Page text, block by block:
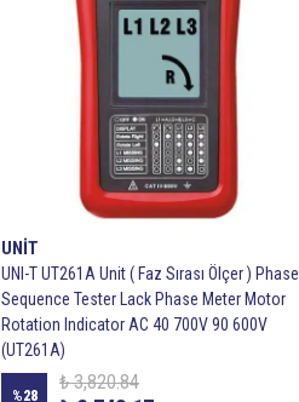
UNIT
UNI-T UT261A Unit ( Faz Sırası Ölçer ) Phase
Sequence Tester Lack Phase Meter Motor
Rotation Indicator AC 40 700V 90 600V
(UT261A)
%28
₺ 3,820.84